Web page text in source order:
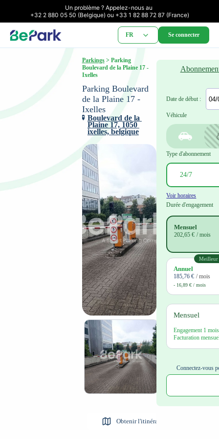
Un problème ? Appelez-nous au
+32 2 880 05 50 (Belgique) ou +33 1 82 88 72 87 (France)
FR Se connecter
Parkings > Parking
Boulevard de la Plaine 17 -
Ixelles
Parking Boulevard
de la Plaine 17 -
Ixelles
Boulevard de la
Plaine 17, 1050
ixelles, belgique
Obtenir l'itinéraire
Date de début :
Véhicule
Type d'abonnement
Voir horaires
Durée d'engagement
Mensuel
202,65 € / mois
Annuel
185,76 € / mois
- 16,89 € / mois
Mensuel
Engagement 1
Facturation
Connectez-vous